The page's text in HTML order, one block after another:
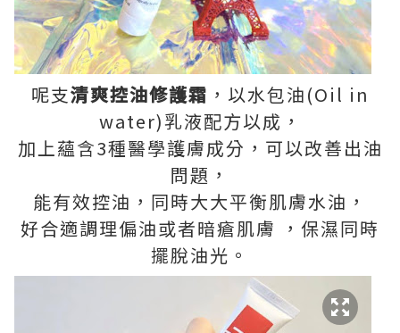
呢支清爽控油修護霜 ，以水包油(Oil in
water)乳液配方以成，
加上蘊含3種醫學護膚成分，可以改善出油
問題，
能有效控油，同時大大平衡肌膚水油，
好合適調理偏油或者暗瘡肌膚 ，保濕同時
擺脫油光。